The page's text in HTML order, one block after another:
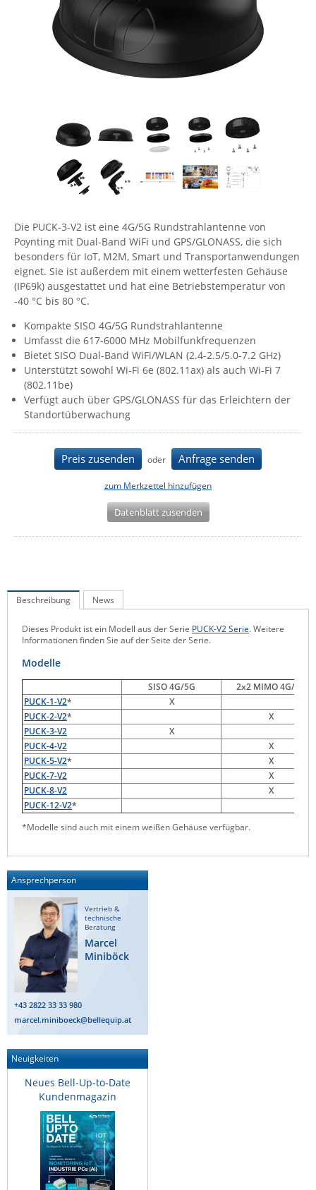
Energiemessung
Energieverteilung
IP, WLAN & GSM Sensorik
Datenlogger
IoT - Internet of Things
Remote I/O
IPC, Industrielle Netzwerktechnik & WLAN
Industrielle Netzwerktechnik / Kommunikation
Industrielle Computer
IT Netzwerktechnik / Kommunikation
RMA / Rücksendung / Support
Comet System
CompleTech
Contemporary Controls
Fokus Technologies
Gude
Guntermann & Drunck
High Sec Labs
HW group
IEC Lock
Ihse
Kerlink
Kramer Electronics
KVM TEC
Legrand
LigoWave
Netio
Power Kingdom
Poynting
Riello UPS
Server Technology
Siretta
SIRIO Antenne
Sunbird
Tactical Software
TEKTELIC
Teltonika
Unwired Networks
Vision
WATTECO
Westermo
Yuasa
ZPE Systems
News zu unseren Herstellern
Die PUCK-3-V2 ist eine 4G/5G Rundstrahlantenne von
Poynting mit Dual-Band WiFi und GPS/GLONASS, die sich
besonders für IoT, M2M, Smart und Transportanwendungen
eignet. Sie ist außerdem mit einem wetterfesten Gehäuse
(IP69k) ausgestattet und hat eine Betriebstemperatur von
-40 °C bis 80 °C.
Kompakte SISO 4G/5G Rundstrahlantenne
Umfasst die 617-6000 MHz Mobilfunkfrequenzen
Bietet SISO Dual-Band WiFi/WLAN (2.4-2.5/5.0-7.2 GHz)
Unterstützt sowohl Wi-Fi 6e (802.11ax) als auch Wi-Fi 7
(802.11be)
Verfügt auch über GPS/GLONASS für das Erleichtern der
Standortüberwachung
Preis zusenden oder Anfrage senden
zum Merkzettel hinzufügen
Datenblatt zusenden
Beschreibung News
Dieses Produkt ist ein Modell aus der Serie PUCK-V2 Serie. Weitere
Informationen finden Sie auf der Seite der Serie.
Modelle
SISO 4G/5G
2x2 MIMO 4G/5G
PUCK-1-V2*
X
PUCK-2-V2*
X
PUCK-3-V2
X
PUCK-4-V2
X
PUCK-5-V2*
X
PUCK-7-V2
X
PUCK-8-V2
X
PUCK-12-V2*
*Modelle sind auch mit einem weißen Gehäuse verfügbar.
Ansprechperson
Vertrieb &
technische
Beratung
Marcel
Miniböck
+43 2822 33 33 980
marcel.miniboeck@bellequip.at
Neuigkeiten
Neues Bell-Up-to-Date
Kundenmagazin